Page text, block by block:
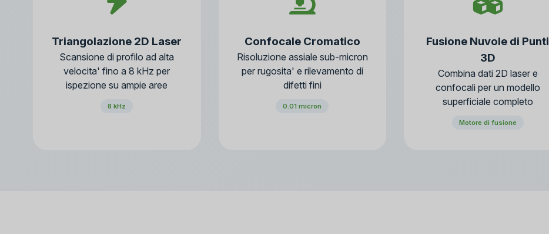
Triangolazione 2D Laser
Scansione di profilo ad alta
velocita' fino a 8 kHz per
ispezione su ampie aree
8 kHz
Confocale Cromatico
Risoluzione assiale sub-micron
per rugosita' e rilevamento di
difetti fini
0.01 micron
Fusione Nuvole di Punti
3D
Combina dati 2D laser e
confocali per un modello
superficiale completo
Motore di fusione